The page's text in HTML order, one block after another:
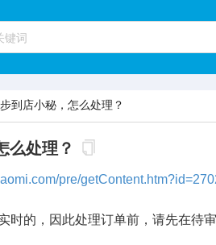
到店小秘，怎么处理？
么处理？
pre/
时的，因此处理订单前，请先在待